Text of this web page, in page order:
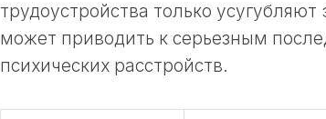
трудоустройства только
может приводить к серьезным
психических расстройств.